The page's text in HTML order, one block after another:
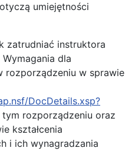
umiejętności
zatrudniać instruktora
dla
rozporządzeniu w sprawie
DocDetails.xsp?
tym rozporządzeniu oraz
kształcenia
i ich wynagradzania